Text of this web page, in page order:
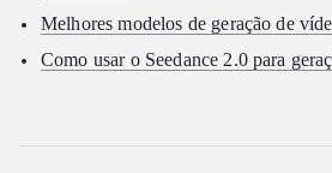
Melhores modelos de geração de
Como usar o Seedance 2.0 para